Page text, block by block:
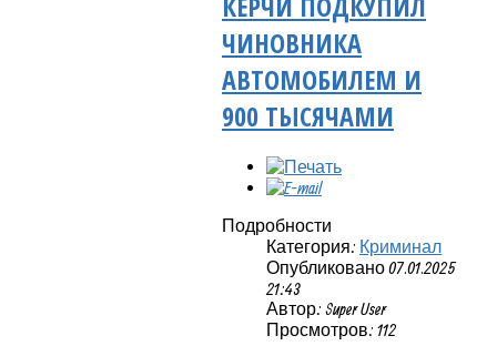
ЧИНОВНИКА
АВТОМОБИЛЕМ И
900 ТЫСЯЧАМИ
Подробности
Категория: Криминал
Опубликовано 07.01.2025
21:43
Автор: Super User
Просмотров: 112